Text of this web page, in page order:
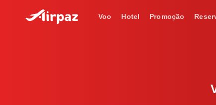
Voo Hotel Promoção